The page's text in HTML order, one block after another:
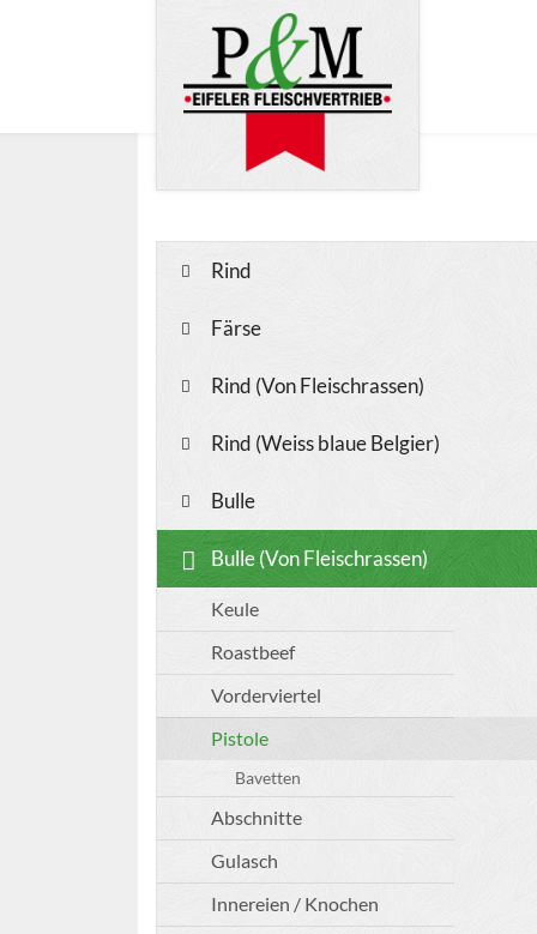
Rind
Färse
Rind (Von Fleischrassen)
Rind (Weiss blaue Belgier)
Bulle
Bulle (Von Fleischrassen)
Keule
Roastbeef
Vorderviertel
Pistole
Bavetten
Abschnitte
Gulasch
Innereien / Knochen